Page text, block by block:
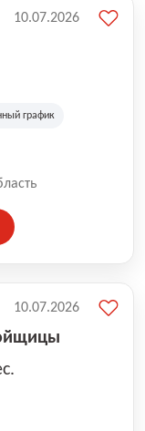
график
10.07.2026
10.07.2026